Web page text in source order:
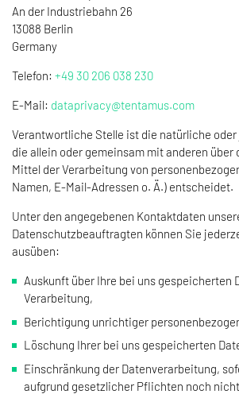
An der Industriebahn 26
13088 Berlin
Germany
Telefon: +49 30 206 038 230
E-Mail: dataprivacy@tentamus.com
Verantwortliche Stelle ist die natürliche
die allein oder gemeinsam mit anderen über
Mittel der Verarbeitung von
Namen, E-Mail-Adressen o. Ä.) entscheidet.
Unter den angegebenen Kontaktdaten
Datenschutzbeauftragten können Sie
ausüben:
Auskunft über Ihre bei uns gespeicherten
Verarbeitung,
Berichtigung unrichtiger
Löschung Ihrer bei uns gespeicherten
Einschränkung der Datenverarbeitung,
aufgrund gesetzlicher Pflichten noch